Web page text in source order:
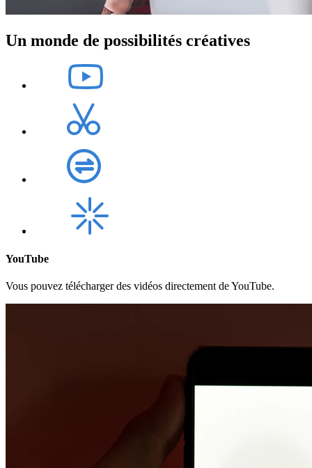
Un monde de possibilités créatives
YouTube
Vous pouvez télécharger des vidéos directement de YouTube.